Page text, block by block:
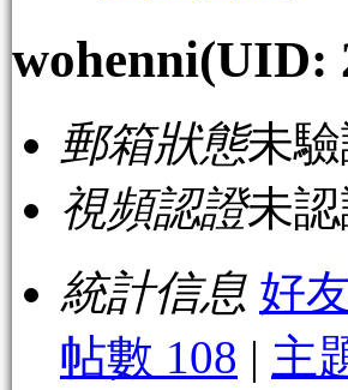
wohenni(UID:
郵箱狀態未
視頻認證未
統計信息 好
帖數 108 | 主